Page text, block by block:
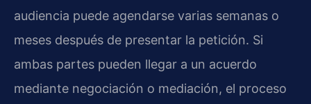
audiencia puede agendarse varias semanas o
meses después de presentar la petición. Si
ambas partes pueden llegar a un acuerdo
mediante negociación o mediación, el proceso